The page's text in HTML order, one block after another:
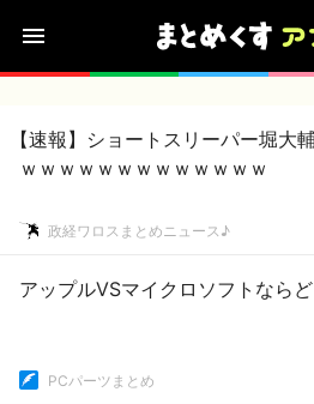
【速報】ショートスリーパー堀大
ｗｗｗｗｗｗｗｗｗｗｗｗｗ
政経ワロスまとめニュース♪
アップルVSマイクロソフトなら
PCパーツまとめ